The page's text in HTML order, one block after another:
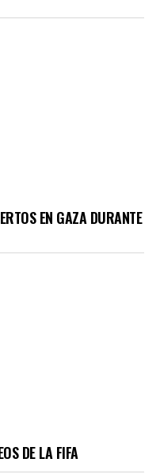
EN GAZA DURANTE
DE LA FIFA